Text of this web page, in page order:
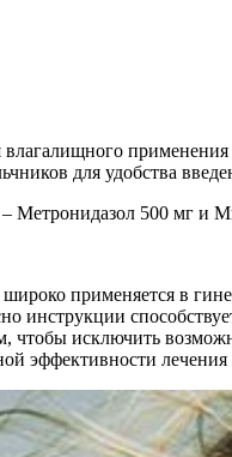
для удобства
500 мг и
применяется в
инструкции
чтобы исключить
эффективности